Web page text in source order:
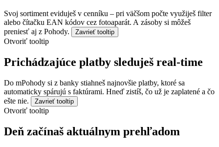
Svoj sortiment eviduješ v cenníku – pri väčšom počte využiješ filter
alebo čítačku EAN kódov cez fotoaparát. A zásoby si môžeš
preniesť aj z Pohody.
Zavrieť tooltip
Otvoriť tooltip
Prichádzajúce platby sleduješ real-time
Do mPohody si z banky stiahneš najnovšie platby, ktoré sa
automaticky spárujú s faktúrami. Hneď zistíš, čo už je zaplatené a čo
ešte nie.
Zavrieť tooltip
Otvoriť tooltip
Deň začínaš aktuálnym prehľadom